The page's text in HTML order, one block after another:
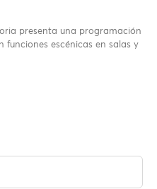
presenta una programación
funciones escénicas en salas y